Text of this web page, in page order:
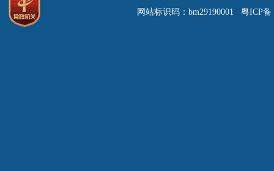
网站标识码：bm29190001 粤ICP